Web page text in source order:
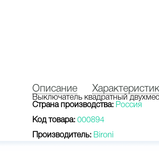
Описание
Выключатель квадратный
Страна производства: Россия
Код товара: 000894
Производитель: Bironi